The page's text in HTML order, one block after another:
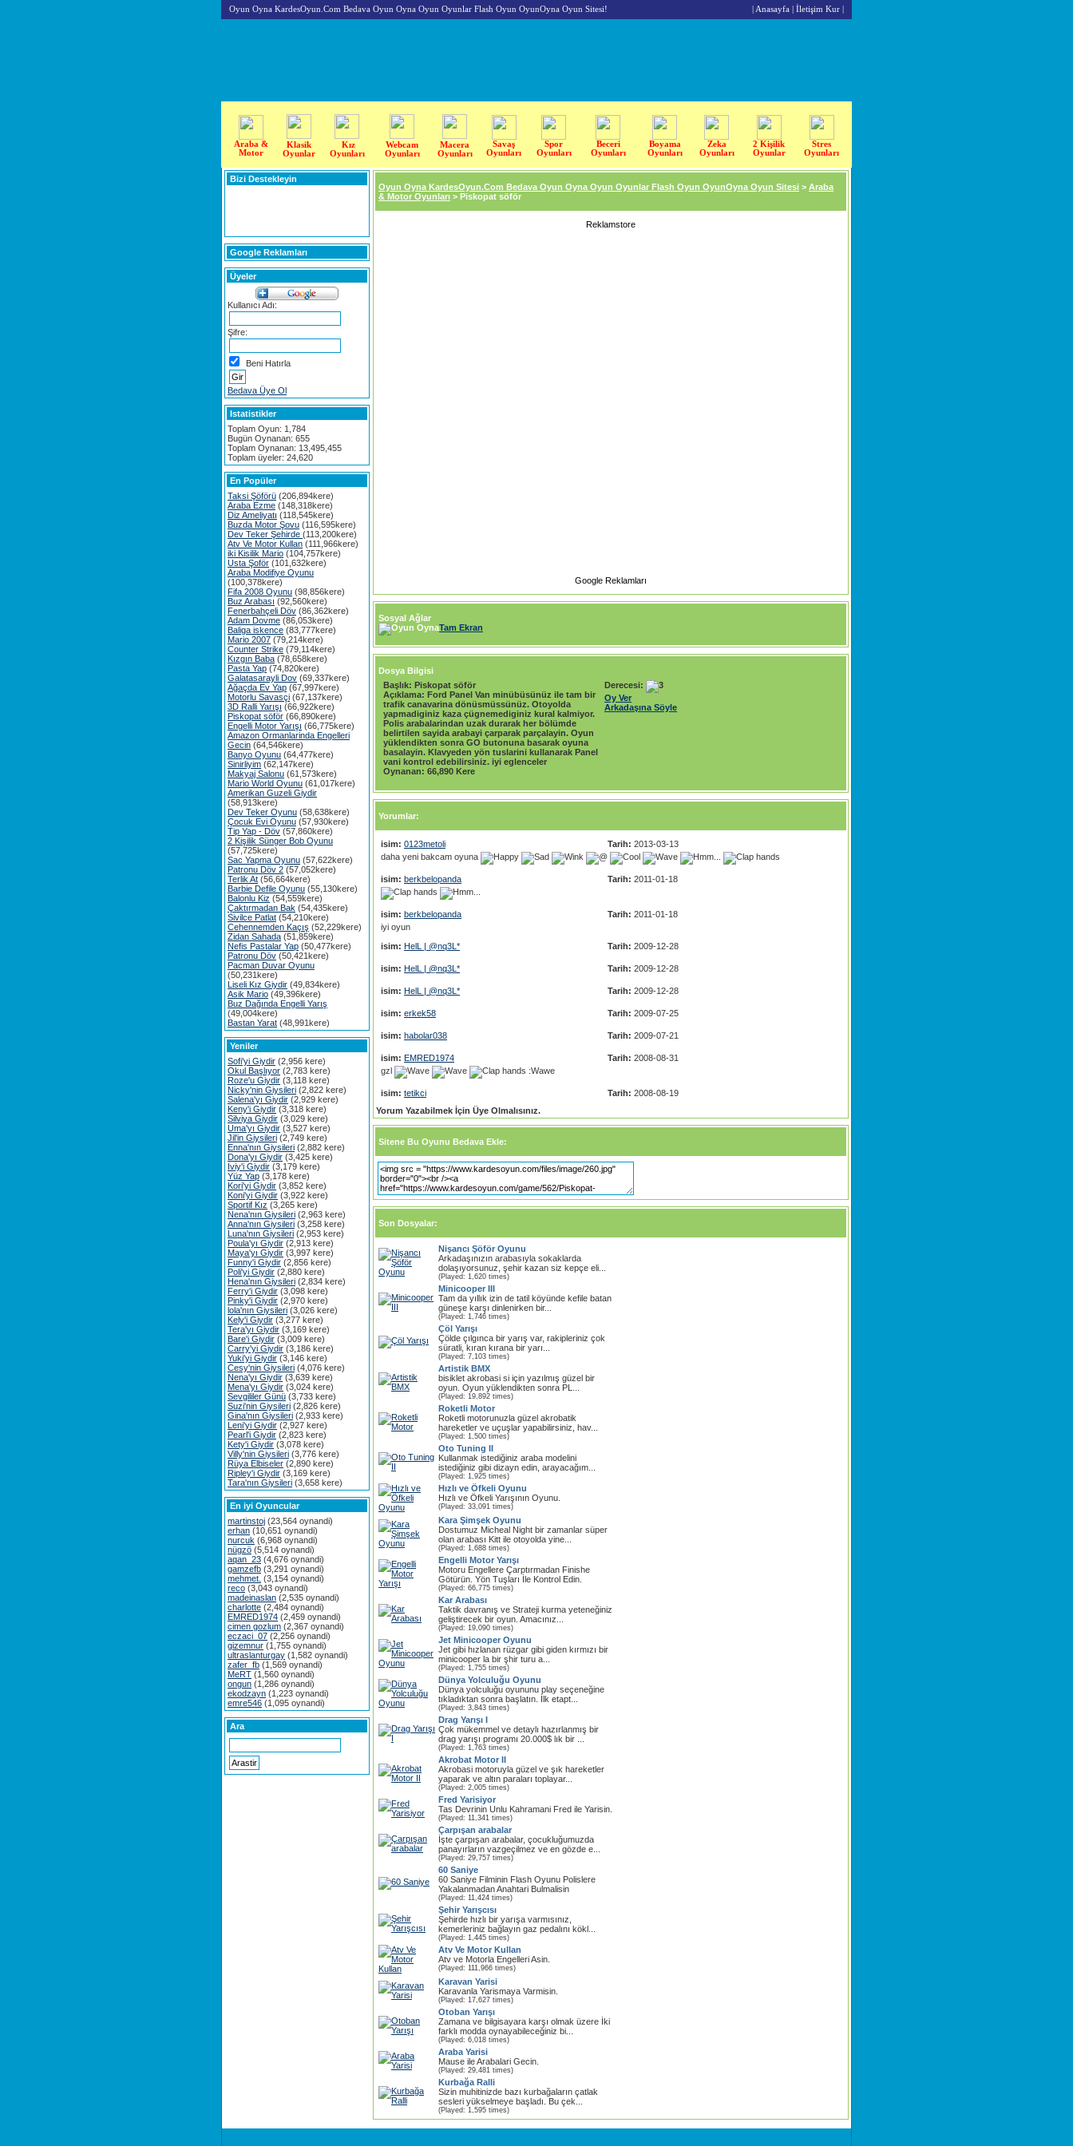
Oyun Oyna KardesOyun.Com Bedava Oyun Oyna Oyun Oyunlar Flash Oyun OyunOyna Oyun Sitesi! | Anasayfa | İletişim Kur |
Araba &
Motor
Klasik
Oyunlar
Kız
Oyunları
Webcam
Oyunları
Macera
Oyunları
Savaş
Oyunları
Spor
Oyunları
Beceri
Oyunları
Boyama
Oyunları
Zeka
Oyunları
2 Kişilik
Oyunlar
Stres
Oyunları
Bizi Destekleyin
Google Reklamları
Üyeler
Kullanıcı Adı:
Şifre:
Beni Hatırla
Bedava Üye Ol
Istatistikler
Toplam Oyun: 1,784
Bugün Oynanan: 655
Toplam Oynanan: 13,495,455
Toplam üyeler: 24,620
En Popüler
Taksi Şöförü (206,894kere)
Araba Ezme (148,318kere)
Diz Ameliyatı (118,545kere)
Buzda Motor Şovu (116,595kere)
Dev Teker Şehirde (113,200kere)
Atv Ve Motor Kullan (111,966kere)
iki Kisilik Mario (104,757kere)
Usta Şoför (101,632kere)
Araba Modifiye Oyunu
(100,378kere)
Fifa 2008 Oyunu (98,856kere)
Buz Arabası (92,560kere)
Fenerbahçeli Döv (86,362kere)
Adam Dovme (86,053kere)
Baliga iskence (83,777kere)
Mario 2007 (79,214kere)
Counter Strike (79,114kere)
Kızgın Baba (78,658kere)
Pasta Yap (74,820kere)
Galatasarayli Dov (69,337kere)
Ağaçda Ev Yap (67,997kere)
Motorlu Savasçi (67,137kere)
3D Ralli Yarışı (66,922kere)
Piskopat söför (66,890kere)
Engelli Motor Yarışı (66,775kere)
Amazon Ormanlarinda Engelleri
Gecin (64,546kere)
Banyo Oyunu (64,477kere)
Sinirliyim (62,147kere)
Makyaj Salonu (61,573kere)
Mario World Oyunu (61,017kere)
Amerikan Guzeli Giydir
(58,913kere)
Dev Teker Oyunu (58,638kere)
Çocuk Evi Oyunu (57,930kere)
Tip Yap - Döv (57,860kere)
2 Kişilik Sünger Bob Oyunu
(57,725kere)
Sac Yapma Oyunu (57,622kere)
Patronu Döv 2 (57,052kere)
Terlik At (56,664kere)
Barbie Defile Oyunu (55,130kere)
Balonlu Kiz (54,559kere)
Çaktırmadan Bak (54,435kere)
Sivilce Patlat (54,210kere)
Cehennemden Kaçış (52,229kere)
Zidan Sahada (51,859kere)
Nefis Pastalar Yap (50,477kere)
Patronu Döv (50,421kere)
Pacman Duvar Oyunu
(50,231kere)
Liseli Kız Giydir (49,834kere)
Asik Mario (49,396kere)
Buz Dağında Engelli Yarış
(49,004kere)
Bastan Yarat (48,991kere)
Yeniler
Sofi'yi Giydir (2,956 kere)
Okul Başlıyor (2,783 kere)
Roze'u Giydir (3,118 kere)
Nicky'nin Giysileri (2,822 kere)
Salena'yı Giydir (2,929 kere)
Keny'i Giydir (3,318 kere)
Silviya Giydir (3,029 kere)
Uma'yı Giydir (3,527 kere)
Jil'in Giysileri (2,749 kere)
Enna'nın Giysileri (2,882 kere)
Dona'yı Giydir (3,425 kere)
Iviy'i Giydir (3,179 kere)
Yüz Yap (3,178 kere)
Kori'yi Giydir (3,852 kere)
Koni'yi Giydir (3,922 kere)
Sportif Kız (3,265 kere)
Nena'nın Giysileri (2,963 kere)
Anna'nın Giysileri (3,258 kere)
Luna'nın Giysileri (2,953 kere)
Poula'yı Giydir (2,913 kere)
Maya'yı Giydir (3,997 kere)
Funny'i Giydir (2,856 kere)
Poli'yi Giydir (2,880 kere)
Hena'nın Giysileri (2,834 kere)
Ferry'i Giydir (3,098 kere)
Pinky'i Giydir (2,970 kere)
lola'nın Giysileri (3,026 kere)
Kely'i Giydir (3,277 kere)
Tera'yı Giydir (3,169 kere)
Bare'i Giydir (3,009 kere)
Carry'yi Giydir (3,186 kere)
Yuki'yi Giydir (3,146 kere)
Cesy'nin Giysileri (4,076 kere)
Nena'yı Giydir (3,639 kere)
Mena'yı Giydir (3,024 kere)
Sevgililer Günü (3,733 kere)
Suzi'nin Giysileri (2,826 kere)
Gina'nın Giysileri (2,933 kere)
Leni'yi Giydir (2,927 kere)
Pearl'i Giydir (2,823 kere)
Kety'i Giydir (3,078 kere)
Villy'nin Giysileri (3,776 kere)
Rüya Elbiseler (2,890 kere)
Ripley'i Giydir (3,169 kere)
Tara'nın Giysileri (3,658 kere)
En iyi Oyuncular
martinstoj (23,564 oynandi)
erhan (10,651 oynandi)
nurcuk (6,968 oynandi)
nügzö (5,514 oynandi)
aqan_23 (4,676 oynandi)
gamzefb (3,291 oynandi)
mehmet. (3,154 oynandi)
reco (3,043 oynandi)
madeinaslan (2,535 oynandi)
charlotte (2,484 oynandi)
EMRED1974 (2,459 oynandi)
cimen gozlum (2,367 oynandi)
eczaci_07 (2,256 oynandi)
gizemnur (1,755 oynandi)
ultraslanturgay (1,582 oynandi)
zafer_fb (1,569 oynandi)
MeRT (1,560 oynandi)
ongun (1,286 oynandi)
ekodzayn (1,223 oynandi)
emre546 (1,095 oynandi)
Ara
Oyun Oyna KardesOyun.Com Bedava Oyun Oyna Oyun Oyunlar Flash Oyun OyunOyna Oyun Sitesi > Araba
& Motor Oyunları > Piskopat söför
Reklamstore
Google Reklamları
Sosyal Ağlar
Tam Ekran
Dosya Bilgisi
Başlık: Piskopat söför
Açıklama: Ford Panel Van minübüsünüz ile tam bir
trafik canavarina dönüsmüssünüz. Otoyolda
yapmadiginiz kaza çügnemediginiz kural kalmiyor.
Polis arabalarindan uzak durarak her bölümde
belirtilen sayida arabayi çarparak parçalayin. Oyun
yüklendikten sonra GO butonuna basarak oyuna
basalayin. Klavyeden yön tuslarini kullanarak Panel
vani kontrol edebilirsiniz. iyi eglenceler
Oynanan: 66,890 Kere
Derecesi:
Oy Ver
Arkadaşına Söyle
Yorumlar:
isim: 0123metoli Tarih: 2013-03-13
daha yeni bakcam oyuna
isim: berkbelopanda Tarih: 2011-01-18
isim: berkbelopanda Tarih: 2011-01-18
iyi oyun
isim: HelL | @nq3L* Tarih: 2009-12-28
isim: HelL | @nq3L* Tarih: 2009-12-28
isim: HelL | @nq3L* Tarih: 2009-12-28
isim: erkek58 Tarih: 2009-07-25
isim: habolar038 Tarih: 2009-07-21
isim: EMRED1974 Tarih: 2008-08-31
gzl
:Wawe
isim: tetikci Tarih: 2008-08-19
Yorum Yazabilmek İçin Üye Olmalısınız.
Sitene Bu Oyunu Bedava Ekle:
Son Dosyalar:
Nişancı Şöför Oyunu
Arkadaşınızın arabasıyla sokaklarda
dolaşıyorsunuz, şehir kazan siz kepçe eli...
(Played: 1,620 times)
Minicooper III
Tam da yıllık izin de tatil köyünde kefile batan
güneşe karşı dinlenirken bir...
(Played: 1,746 times)
Çöl Yarışı
Çölde çılgınca bir yarış var, rakipleriniz çok
süratli, kıran kırana bir yarı...
(Played: 7,103 times)
Artistik BMX
bisiklet akrobasi si için yazılmış güzel bir
oyun. Oyun yüklendikten sonra PL...
(Played: 19,892 times)
Roketli Motor
Roketli motorunuzla güzel akrobatik
hareketler ve uçuşlar yapabilirsiniz, hav...
(Played: 1,500 times)
Oto Tuning II
Kullanmak istediğiniz araba modelini
istediğiniz gibi dizayn edin, arayacağım...
(Played: 1,925 times)
Hızlı ve Öfkeli Oyunu
Hızlı ve Öfkeli Yarışının Oyunu.
(Played: 33,091 times)
Kara Şimşek Oyunu
Dostumuz Micheal Night bir zamanlar süper
olan arabası Kitt ile otoyolda yine...
(Played: 1,688 times)
Engelli Motor Yarışı
Motoru Engellere Çarptırmadan Finishe
Götürün. Yön Tuşları İle Kontrol Edin.
(Played: 66,775 times)
Kar Arabası
Taktik davranış ve Strateji kurma yeteneğiniz
geliştirecek bir oyun. Amacınız...
(Played: 19,090 times)
Jet Minicooper Oyunu
Jet gibi hızlanan rüzgar gibi giden kırmızı bir
minicooper la bir şhir turu a...
(Played: 1,755 times)
Dünya Yolculuğu Oyunu
Dünya yolculuğu oyununu play seçeneğine
tıkladıktan sonra başlatın. İlk etapt...
(Played: 3,843 times)
Drag Yarışı I
Çok mükemmel ve detaylı hazırlanmış bir
drag yarışı programı 20.000$ lık bir ...
(Played: 1,763 times)
Akrobat Motor II
Akrobasi motoruyla güzel ve şık hareketler
yaparak ve altın paraları toplayar...
(Played: 2,005 times)
Fred Yarisiyor
Tas Devrinin Unlu Kahramani Fred ile Yarisin.
(Played: 11,341 times)
Çarpışan arabalar
İşte çarpışan arabalar, çocukluğumuzda
panayırların vazgeçilmez ve en gözde e...
(Played: 29,757 times)
60 Saniye
60 Saniye Filminin Flash Oyunu Polislere
Yakalanmadan Anahtari Bulmalisin
(Played: 11,424 times)
Şehir Yarışcısı
Şehirde hızlı bir yarışa varmısınız,
kemerleriniz bağlayın gaz pedalını kökl...
(Played: 1,445 times)
Atv Ve Motor Kullan
Atv ve Motorla Engelleri Asin.
(Played: 111,966 times)
Karavan Yarisi
Karavanla Yarismaya Varmisin.
(Played: 17,627 times)
Otoban Yarışı
Zamana ve bilgisayara karşı olmak üzere İki
farklı modda oynayabileceğiniz bi...
(Played: 6,018 times)
Araba Yarisi
Mause ile Arabalari Gecin.
(Played: 29,481 times)
Kurbağa Ralli
Sizin muhitinizde bazı kurbağaların çatlak
sesleri yükselmeye başladı. Bu çek...
(Played: 1,595 times)